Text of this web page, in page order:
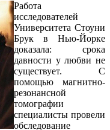
Работа
исследователей
Университета Стоуни
Брук в Нью-Йорке
доказала: срока
давности у любви не
существует. С
помощью магнитно-
резонансной
томографии
специалисты провели
обследование